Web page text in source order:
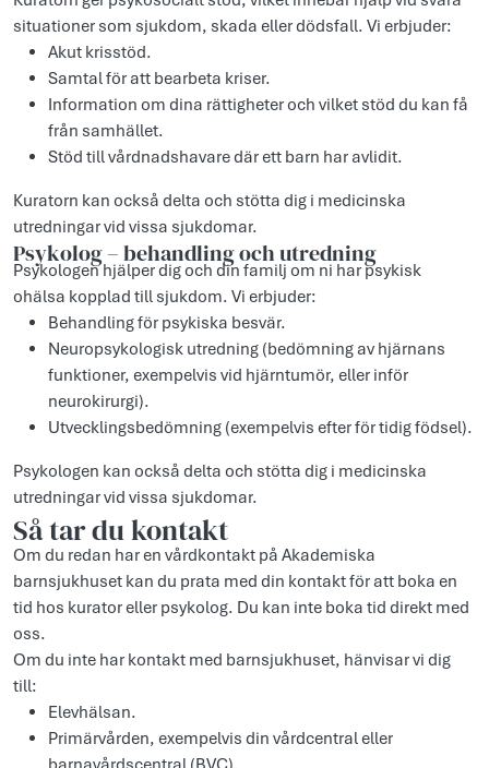
situationer som sjukdom, skada eller dödsfall. Vi erbjuder:
Akut krisstöd.
Samtal för att bearbeta kriser.
Information om dina rättigheter och vilket stöd du kan få
från samhället.
Stöd till vårdnadshavare där ett barn har avlidit.
Kuratorn kan också delta och stötta dig i medicinska
utredningar vid vissa sjukdomar.
Psykolog – behandling och utredning
Psykologen hjälper dig och din familj om ni har psykisk
ohälsa kopplad till sjukdom. Vi erbjuder:
Behandling för psykiska besvär.
Neuropsykologisk utredning (bedömning av hjärnans
funktioner, exempelvis vid hjärntumör, eller inför
neurokirurgi).
Utvecklingsbedömning (exempelvis efter för tidig födsel).
Psykologen kan också delta och stötta dig i medicinska
utredningar vid vissa sjukdomar.
Så tar du kontakt
Om du redan har en vårdkontakt på Akademiska
barnsjukhuset kan du prata med din kontakt för att boka en
tid hos kurator eller psykolog. Du kan inte boka tid direkt med
oss.
Om du inte har kontakt med barnsjukhuset, hänvisar vi dig
till:
Elevhälsan.
Primärvården, exempelvis din vårdcentral eller